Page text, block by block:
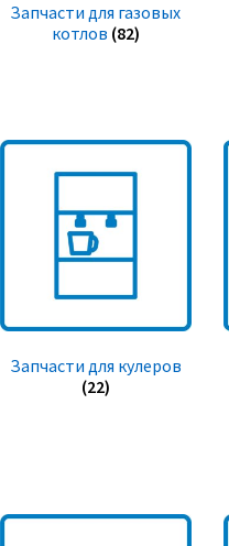
Запчасти для газовых
котлов (82)
Запчасти для кулеров
(22)